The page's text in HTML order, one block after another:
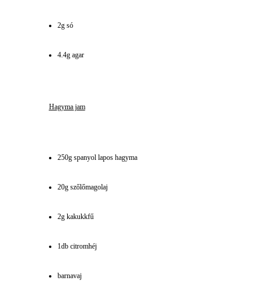
2g só
4.4g agar
Hagyma jam
250g spanyol lapos hagyma
20g szőlőmagolaj
2g kakukkfű
1db citromhéj
barnavaj